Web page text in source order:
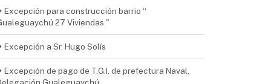
Excepción para construcción barrio “
27 Viviendas "
Excepción a Sr. Hugo Solís
Excepción de pago de T.G.I. de prefectura Naval,